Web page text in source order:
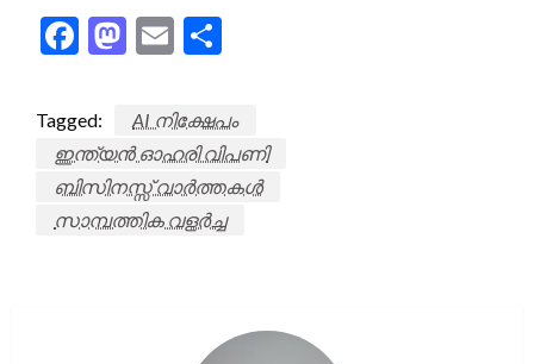
Facebook
Mastodon
Email
Tagged:
AI നിക്ഷേപം
ഇന്ത്യൻ ഓഹരി വിപണി
ബിസിനസ്സ് വാർത്തകൾ
സാമ്പത്തിക വളർച്ച